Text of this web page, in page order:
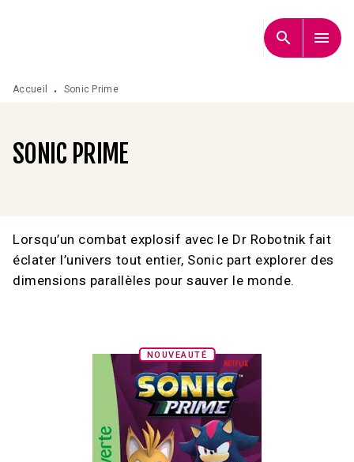
search menu
Accueil • Sonic Prime
SONIC PRIME
Lorsqu’un combat explosif avec le Dr Robotnik fait
éclater l’univers tout entier, Sonic part explorer des
dimensions parallèles pour sauver le monde.
NOUVEAUTÉ